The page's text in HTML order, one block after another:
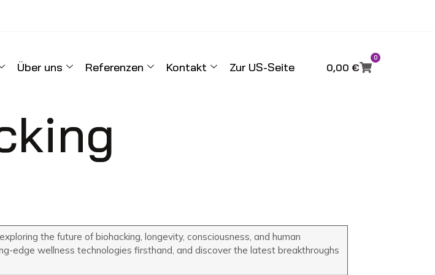
Über uns Referenzen Kontakt Zur US-Seite 0,00 €
0
the future of biohacking, longevity, consciousness, and human
edge wellness technologies firsthand, and discover the latest breakthroughs